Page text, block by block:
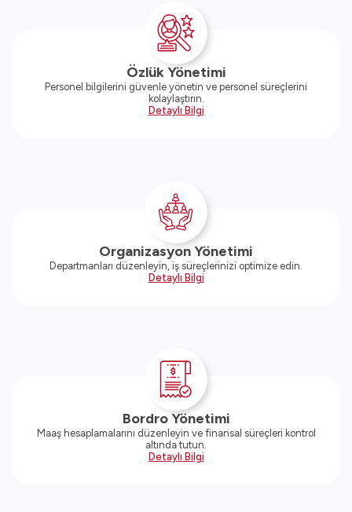
Özlük Yönetimi
Personel bilgilerini güvenle yönetin ve personel süreçlerini
kolaylaştırın.
Detaylı Bilgi
Organizasyon Yönetimi
Departmanları düzenleyin, iş süreçlerinizi optimize edin.
Detaylı Bilgi
Bordro Yönetimi
Maaş hesaplamalarını düzenleyin ve finansal süreçleri kontrol
altında tutun.
Detaylı Bilgi